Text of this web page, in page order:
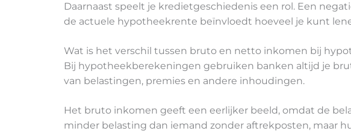
Daarnaast speelt je kredietgeschiedenis een rol. Een
de actuele hypotheekrente beïnvloedt hoeveel je kunt
Wat is het verschil tussen bruto en netto inkomen bij
Bij hypotheekberekeningen gebruiken banken altijd je
van belastingen, premies en andere inhoudingen.
Het bruto inkomen geeft een eerlijker beeld, omdat de
minder belasting dan iemand zonder aftrekposten, maar